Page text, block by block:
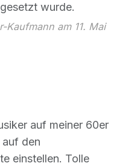
wurde.
Kaufmann am 11. Mai
auf meiner 60er
auf den
einstellen. Tolle